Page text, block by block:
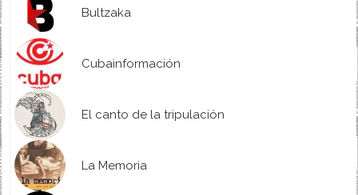
Bultzaka
Cubainformación
El canto de la tripulación
La Memoria